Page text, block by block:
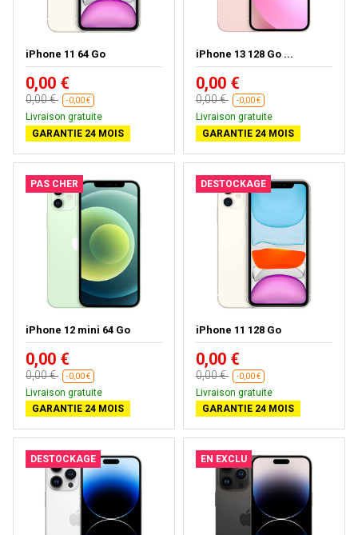
iPhone 11 64 Go
0,00 €
0,00 € -0,00 €
Livraison gratuite
GARANTIE 24 MOIS
iPhone 13 128 Go ...
0,00 €
0,00 € -0,00 €
Livraison gratuite
GARANTIE 24 MOIS
PAS CHER
iPhone 12 mini 64 Go
0,00 €
0,00 € -0,00 €
Livraison gratuite
GARANTIE 24 MOIS
DESTOCKAGE
iPhone 11 128 Go
0,00 €
0,00 € -0,00 €
Livraison gratuite
GARANTIE 24 MOIS
DESTOCKAGE EN EXCLU